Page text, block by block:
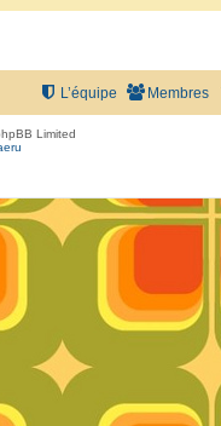
Membres
L’équipe
Limited